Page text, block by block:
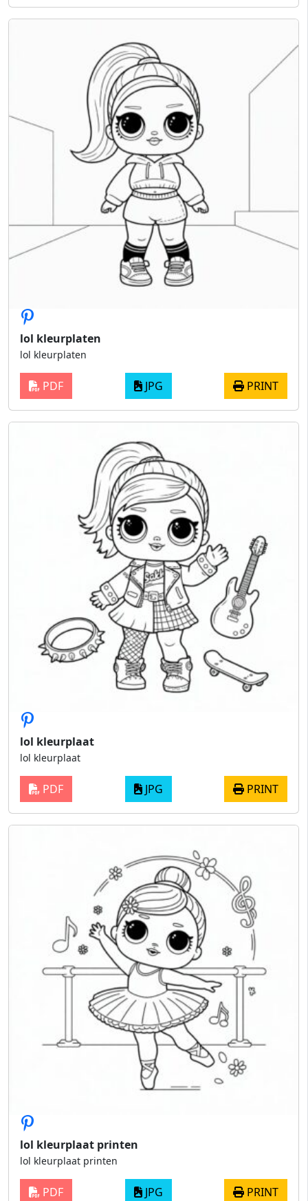
lol kleurplaten
lol kleurplaten
PDF JPG PRINT
lol kleurplaat
lol kleurplaat
PDF JPG PRINT
lol kleurplaat printen
lol kleurplaat printen
PDF JPG PRINT